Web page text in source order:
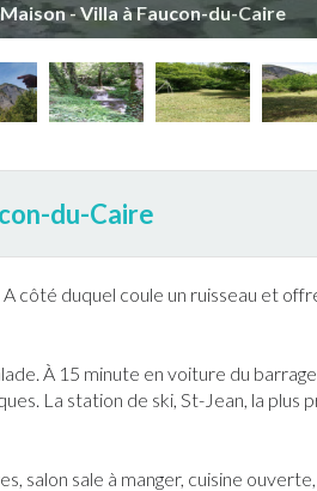
- Villa à Faucon-du-Caire
du-Caire
A côté duquel coule un ruisseau et
À 15 minute en voiture du
La station de ski, St-Jean, la plus
salon sale à manger, cuisine